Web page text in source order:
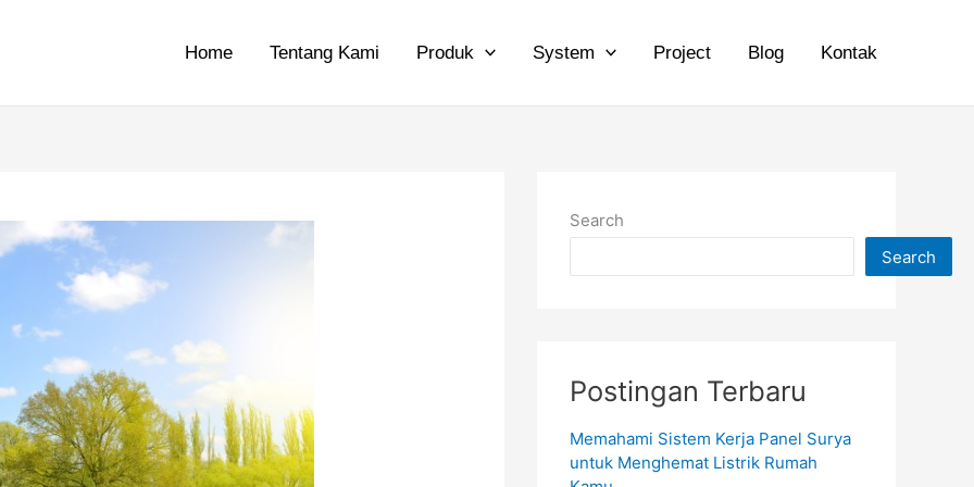
Home Tentang Kami Produk System Project Blog Kontak
Search
Search
Postingan Terbaru
Memahami Sistem Kerja Panel Surya
untuk Menghemat Listrik Rumah